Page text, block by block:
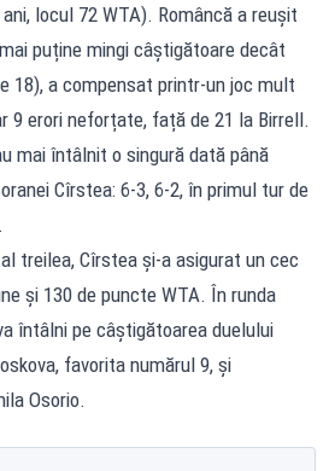
locul 72 WTA). Româncă a reușit
puține mingi câștigătoare decât
18), a compensat printr-un joc mult
9 erori neforțate, față de 21 la Birrell.
mai întâlnit o singură dată până
Cîrstea: 6-3, 6-2, în primul tur de
treilea, Cîrstea și-a asigurat un cec
și 130 de puncte WTA. În runda
întâlni pe câștigătoarea duelului
favorita numărul 9, și
Osorio.